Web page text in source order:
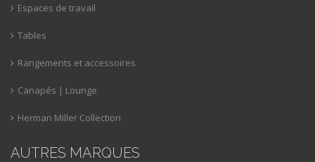
Espaces de travail
Tables
Rangements et accessoires
Canapés | Lounge
Herman Miller Collection
AUTRES MARQUES